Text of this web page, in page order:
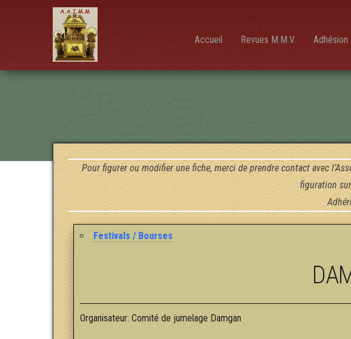
AAIMM
Association
des
Instruments
et de la
Musique
Mécanique
Accueil Revues M.M.V. Adhésion
Pour figurer ou modifier une fiche, merci de prendre contact avec
figuration
Festivals / Bourses
Organisateur: Comité de jumelage Damgan